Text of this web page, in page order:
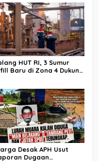
HUT RI, 3 Sumur
Baru di Zona 4 Dukung
Desak APH Usut
Dugaan